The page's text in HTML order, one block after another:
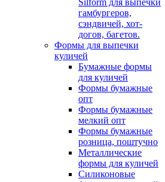
гамбургеров,
сэндвичей, хот-
догов, багетов.
Формы для выпечки
куличей
Бумажные формы
для куличей
Формы бумажные
опт
Формы бумажные
мелкий опт
Формы бумажные
розница, поштучно
Металлические
формы для куличей
Силиконовые